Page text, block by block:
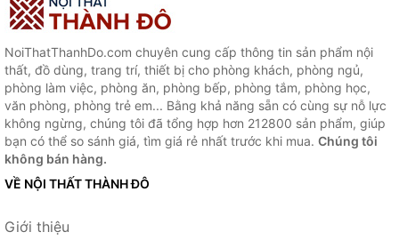
NoiThatThanhDo.com chuyên cung cấp thông tin sản phẩm nội
thất, đồ dùng, trang trí, thiết bị cho phòng khách, phòng ngủ,
phòng làm việc, phòng ăn, phòng bếp, phòng tắm, phòng học,
văn phòng, phòng trẻ em... Bằng khả năng sẵn có cùng sự nỗ lực
không ngừng, chúng tôi đã tổng hợp hơn 212800 sản phẩm, giúp
bạn có thể so sánh giá, tìm giá rẻ nhất trước khi mua. Chúng tôi
không bán hàng.
VỀ NỘI THẤT THÀNH ĐÔ
Giới thiệu